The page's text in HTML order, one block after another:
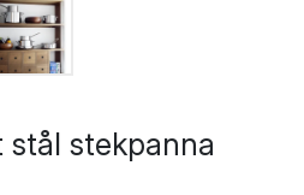
stål stekpanna